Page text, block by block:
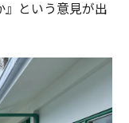
という意見が出